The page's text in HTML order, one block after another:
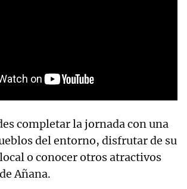
completar la jornada con una
del entorno, disfrutar de su
o conocer otros atractivos
Añana.